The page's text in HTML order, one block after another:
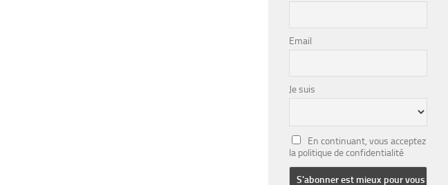
Email
Je suis
En continuant, vous acceptez
la politique de confidentialité